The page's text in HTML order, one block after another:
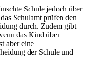
Schule jedoch über
Schulamt prüfen den
durch. Zudem gibt
das Kind über
aber eine
der Schule und